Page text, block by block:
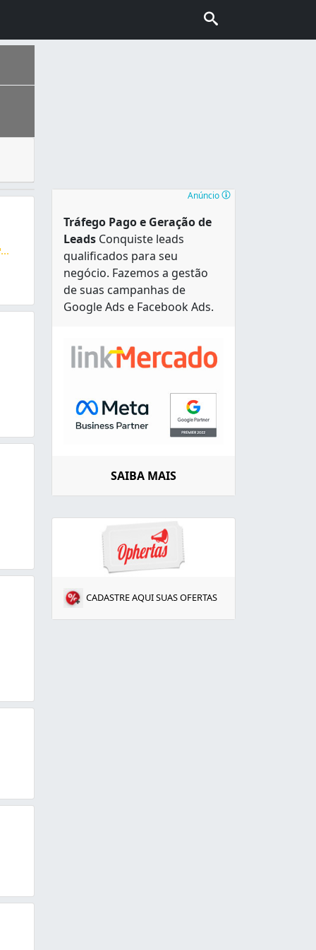
grandense. É conhecida popularmente como
para Coberturas e Alambra Portas , Corrimão, Solda
Anúncio
Tráfego Pago e Geração de
Leads Conquiste leads
qualificados para seu
negócio. Fazemos a gestão
de suas campanhas de
Google Ads e Facebook Ads.
SAIBA MAIS
CADASTRE AQUI SUAS OFERTAS